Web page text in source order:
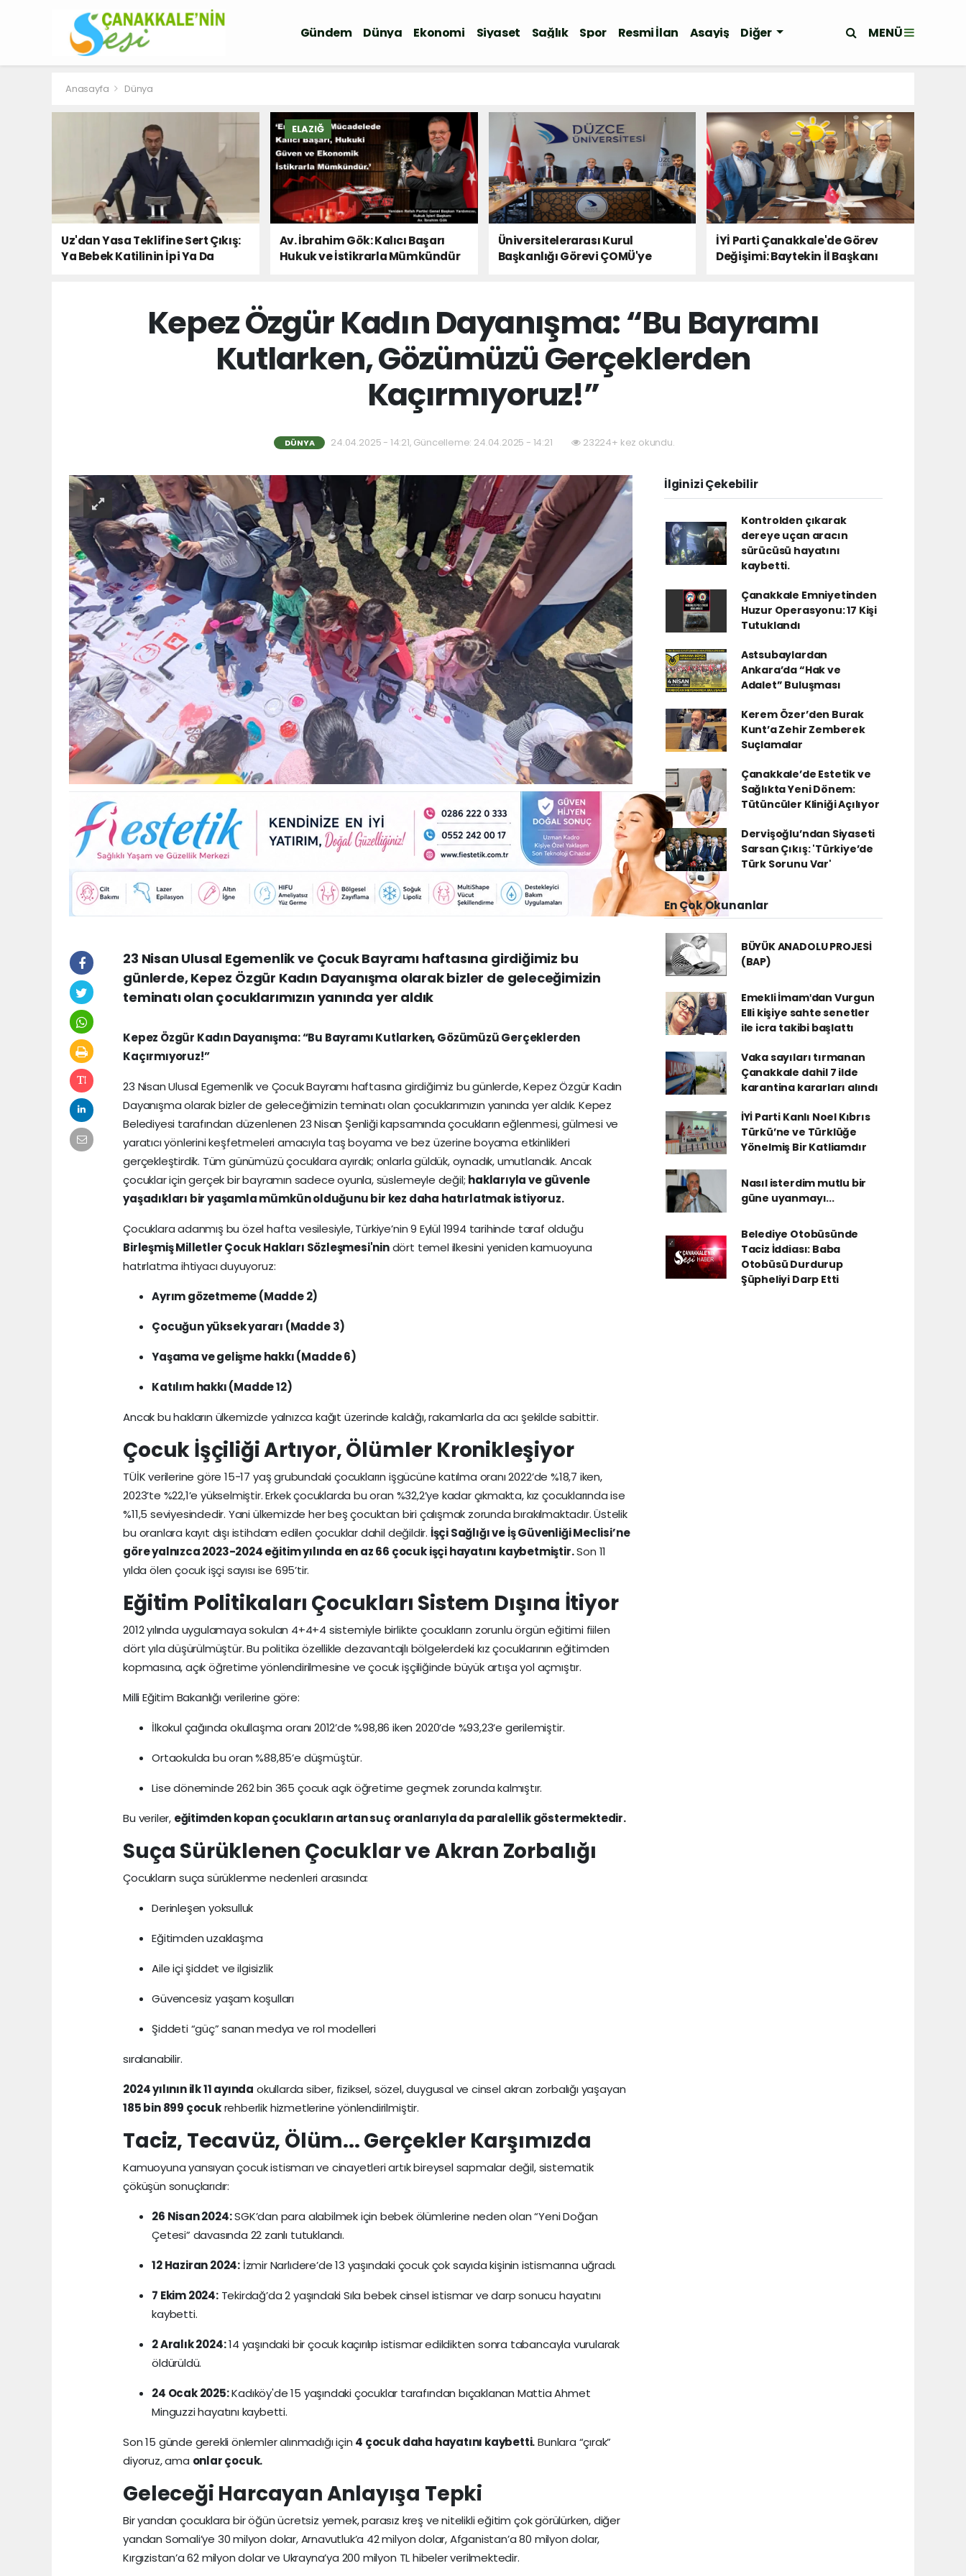
Gündem Dünya Ekonomi Siyaset Sağlık Spor Resmi İlan Asayiş Diğer MENÜ
Anasayfa Dünya
Uz'dan Yasa Teklifine Sert Çıkış:
Ya Bebek Katilinin İpi Ya Da
ELAZIĞ
Av. İbrahim Gök: Kalıcı Başarı
Hukuk ve İstikrarla Mümkündür
Üniversitelerarası Kurul
Başkanlığı Görevi ÇOMÜ'ye
İYİ Parti Çanakkale'de Görev
Değişimi: Baytekin İl Başkanı
Kepez Özgür Kadın Dayanışma: “Bu Bayramı
Kutlarken, Gözümüzü Gerçeklerden
Kaçırmıyoruz!”
DÜNYA 24.04.2025 - 14:21, Güncelleme: 24.04.2025 - 14:21 23224+ kez okundu.
23 Nisan Ulusal Egemenlik ve Çocuk Bayramı haftasına girdiğimiz bu
günlerde, Kepez Özgür Kadın Dayanışma olarak bizler de geleceğimizin
teminatı olan çocuklarımızın yanında yer aldık
Kepez Özgür Kadın Dayanışma: “Bu Bayramı Kutlarken, Gözümüzü Gerçeklerden
Kaçırmıyoruz!”
23 Nisan Ulusal Egemenlik ve Çocuk Bayramı haftasına girdiğimiz bu günlerde, Kepez Özgür Kadın
Dayanışma olarak bizler de geleceğimizin teminatı olan çocuklarımızın yanında yer aldık. Kepez
Belediyesi tarafından düzenlenen 23 Nisan Şenliği kapsamında çocukların eğlenmesi, gülmesi ve
yaratıcı yönlerini keşfetmeleri amacıyla taş boyama ve bez üzerine boyama etkinlikleri
gerçekleştirdik. Tüm günümüzü çocuklara ayırdık; onlarla güldük, oynadık, umutlandık. Ancak
çocuklar için gerçek bir bayramın sadece oyunla, süslemeyle değil; haklarıyla ve güvenle
yaşadıkları bir yaşamla mümkün olduğunu bir kez daha hatırlatmak istiyoruz.
Çocuklara adanmış bu özel hafta vesilesiyle, Türkiye’nin 9 Eylül 1994 tarihinde taraf olduğu
Birleşmiş Milletler Çocuk Hakları Sözleşmesi'nindört temel ilkesini yeniden kamuoyuna
hatırlatma ihtiyacı duyuyoruz:
Ayrım gözetmeme (Madde 2)
Çocuğun yüksek yararı (Madde 3)
Yaşama ve gelişme hakkı (Madde 6)
Katılım hakkı (Madde 12)
Ancak bu hakların ülkemizde yalnızca kağıt üzerinde kaldığı, rakamlarla da acı şekilde sabittir.
Çocuk İşçiliği Artıyor, Ölümler Kronikleşiyor
TÜİK verilerine göre 15-17 yaş grubundaki çocukların işgücüne katılma oranı 2022’de %18,7 iken,
2023’te %22,1’e yükselmiştir. Erkek çocuklarda bu oran %32,2’ye kadar çıkmakta, kız çocuklarında ise
%11,5 seviyesindedir. Yani ülkemizde her beş çocuktan biri çalışmak zorunda bırakılmaktadır. Üstelik
bu oranlara kayıt dışı istihdam edilen çocuklar dahil değildir. İşçi Sağlığı ve İş Güvenliği Meclisi’ne
göre yalnızca 2023-2024 eğitim yılında en az 66 çocuk işçi hayatını kaybetmiştir.Son 11
yılda ölen çocuk işçi sayısı ise 695’tir.
Eğitim Politikaları Çocukları Sistem Dışına İtiyor
2012 yılında uygulamaya sokulan 4+4+4 sistemiyle birlikte çocukların zorunlu örgün eğitimi fiilen
dört yıla düşürülmüştür. Bu politika özellikle dezavantajlı bölgelerdeki kız çocuklarının eğitimden
kopmasına, açık öğretime yönlendirilmesine ve çocuk işçiliğinde büyük artışa yol açmıştır.
Milli Eğitim Bakanlığı verilerine göre:
İlkokul çağında okullaşma oranı 2012’de %98,86 iken 2020’de %93,23’e gerilemiştir.
Ortaokulda bu oran %88,85’e düşmüştür.
Lise döneminde 262 bin 365 çocuk açık öğretime geçmek zorunda kalmıştır.
Bu veriler, eğitimden kopan çocukların artan suç oranlarıyla da paralellik göstermektedir.
Suça Sürüklenen Çocuklar ve Akran Zorbalığı
Çocukların suça sürüklenme nedenleri arasında:
Derinleşen yoksulluk
Eğitimden uzaklaşma
Aile içi şiddet ve ilgisizlik
Güvencesiz yaşam koşulları
Şiddeti “güç” sanan medya ve rol modelleri
sıralanabilir.
2024 yılının ilk 11 ayında okullarda siber, fiziksel, sözel, duygusal ve cinsel akran zorbalığı yaşayan
185 bin 899 çocukrehberlik hizmetlerine yönlendirilmiştir.
Taciz, Tecavüz, Ölüm... Gerçekler Karşımızda
Kamuoyuna yansıyan çocuk istismarı ve cinayetleri artık bireysel sapmalar değil, sistematik
çöküşün sonuçlarıdır:
26 Nisan 2024:SGK’dan para alabilmek için bebek ölümlerine neden olan “Yeni Doğan
Çetesi” davasında 22 zanlı tutuklandı.
12 Haziran 2024: İzmir Narlıdere’de 13 yaşındaki çocuk çok sayıda kişinin istismarına uğradı.
7 Ekim 2024:Tekirdağ’da 2 yaşındaki Sıla bebek cinsel istismar ve darp sonucu hayatını
kaybetti.
2 Aralık 2024:14 yaşındaki bir çocuk kaçırılıp istismar edildikten sonra tabancayla vurularak
öldürüldü.
24 Ocak 2025:Kadıköy'de 15 yaşındaki çocuklar tarafından bıçaklanan Mattia Ahmet
Minguzzi hayatını kaybetti.
Son 15 günde gerekli önlemler alınmadığı için 4 çocuk daha hayatını kaybetti.Bunlara “çırak”
diyoruz, ama onlar çocuk.
Geleceği Harcayan Anlayışa Tepki
Bir yandan çocuklara bir öğün ücretsiz yemek, parasız kreş ve nitelikli eğitim çok görülürken, diğer
yandan Somali’ye 30 milyon dolar, Arnavutluk’a 42 milyon dolar, Afganistan’a 80 milyon dolar,
Kırgızistan’a 62 milyon dolar ve Ukrayna’ya 200 milyon TL hibeler verilmektedir.
İlginizi Çekebilir
Kontrolden çıkarak
dereye uçan aracın
sürücüsü hayatını
kaybetti.
Çanakkale Emniyetinden
Huzur Operasyonu: 17 Kişi
Tutuklandı
Astsubaylardan
Ankara’da “Hak ve
Adalet” Buluşması
Kerem Özer’den Burak
Kunt’a Zehir Zemberek
Suçlamalar
Çanakkale’de Estetik ve
Sağlıkta Yeni Dönem:
Tütüncüler Kliniği Açılıyor
Dervişoğlu’ndan Siyaseti
Sarsan Çıkış: 'Türkiye’de
Türk Sorunu Var'
En Çok Okunanlar
BÜYÜK ANADOLU PROJESİ
(BAP)
Emekli İmamʹdan Vurgun
Elli kişiye sahte senetler
ile icra takibi başlattı
Vaka sayıları tırmanan
Çanakkale dahil 7 ilde
karantina kararları alındı
İYİ Parti Kanlı Noel Kıbrıs
Türkü’ne ve Türklüğe
Yönelmiş Bir Katliamdır
Nasıl isterdim mutlu bir
güne uyanmayı...
Belediye Otobüsünde
Taciz İddiası: Baba
Otobüsü Durdurup
Şüpheliyi Darp Etti